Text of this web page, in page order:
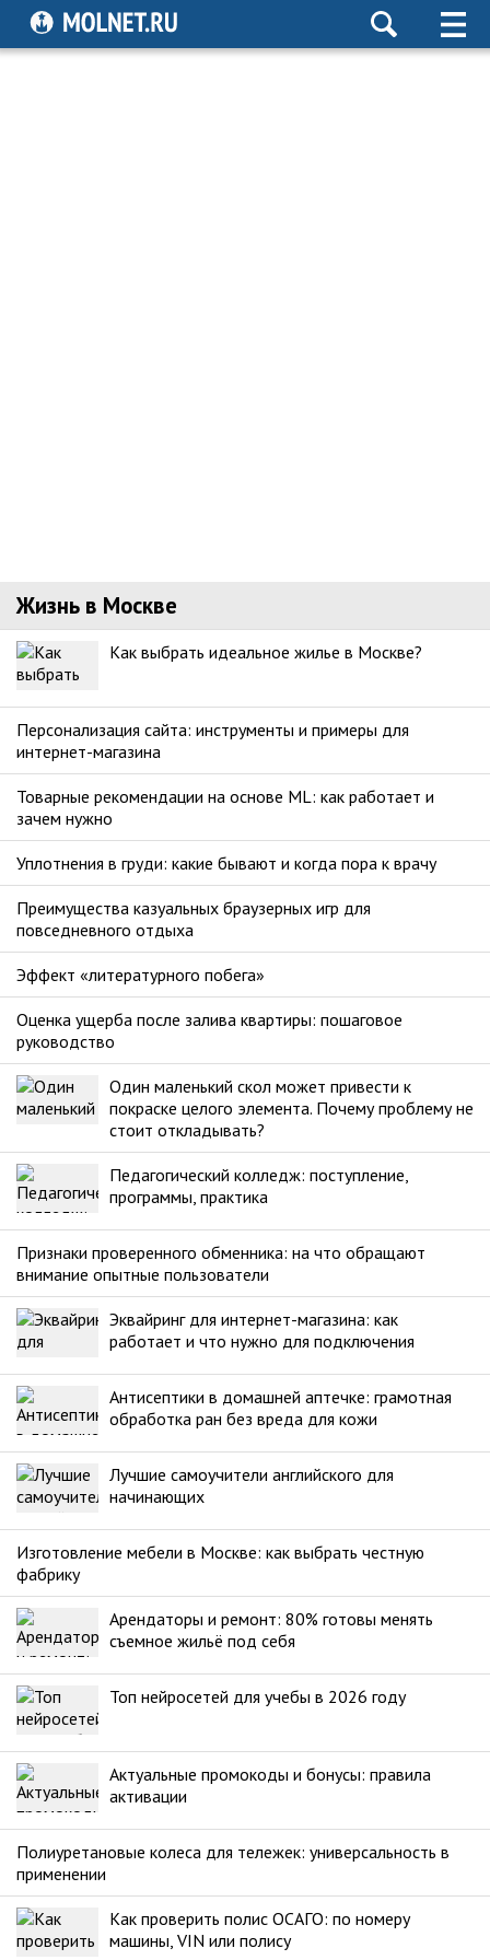
Жизнь в Москве
Как выбрать идеальное жилье в Москве?
Персонализация сайта: инструменты и примеры для
интернет-магазина
Товарные рекомендации на основе ML: как работает и
зачем нужно
Уплотнения в груди: какие бывают и когда пора к врачу
Преимущества казуальных браузерных игр для
повседневного отдыха
Эффект «литературного побега»
Оценка ущерба после залива квартиры: пошаговое
руководство
Один маленький скол может привести к
покраске целого элемента. Почему проблему не
стоит откладывать?
Педагогический колледж: поступление,
программы, практика
Признаки проверенного обменника: на что обращают
внимание опытные пользователи
Эквайринг для интернет-магазина: как
работает и что нужно для подключения
Антисептики в домашней аптечке: грамотная
обработка ран без вреда для кожи
Лучшие самоучители английского для
начинающих
Изготовление мебели в Москве: как выбрать честную
фабрику
Арендаторы и ремонт: 80% готовы менять
съемное жильё под себя
Топ нейросетей для учебы в 2026 году
Актуальные промокоды и бонусы: правила
активации
Полиуретановые колеса для тележек: универсальность в
применении
Как проверить полис ОСАГО: по номеру
машины, VIN или полису